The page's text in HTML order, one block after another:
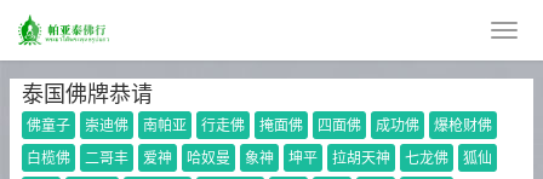
泰国佛牌恭请
佛童子 崇迪佛 南帕亚 行走佛 掩面佛 四面佛 成功佛
爆枪财佛
白榄佛
二哥丰 爱神 哈奴曼 象神 坤平 拉胡天神 七龙佛
狐仙